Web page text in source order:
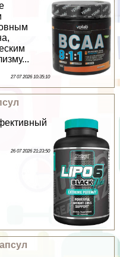
27 07 2026 10:35:10
26 07 2026 21:23:50